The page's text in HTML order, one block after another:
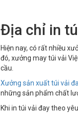
Địa chỉ in
Hiện nay, có rất nhiều
đó, xưởng may túi vải
cầu.
Xưởng sản xuất túi vải
những sản phẩm chất
Khi in túi vải đay theo